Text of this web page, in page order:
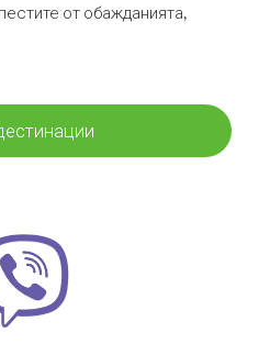
от обажданията,